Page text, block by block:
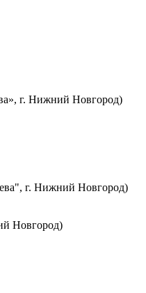
г. Нижний Новгород)
г. Нижний Новгород)
Новгород)